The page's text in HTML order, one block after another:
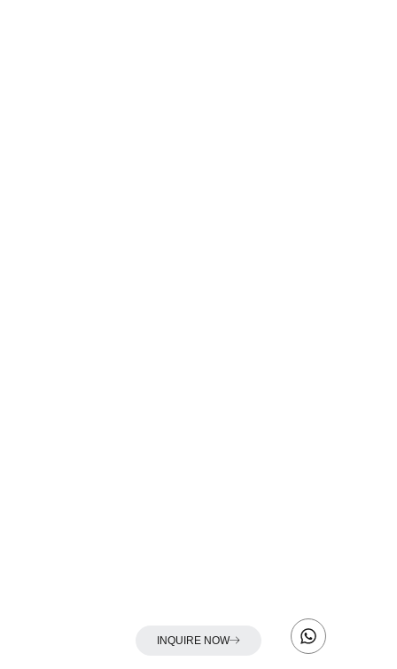
INQUIRE NOW